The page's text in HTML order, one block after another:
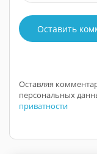
Оставить
Оставляя
персональных
приватности